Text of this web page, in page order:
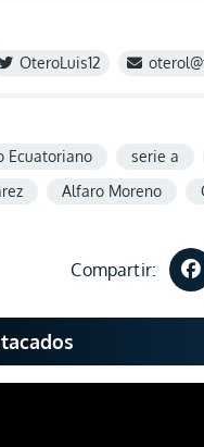
OteroLuis12
Ecuatoriano serie a
Alfaro Moreno
Compartir: